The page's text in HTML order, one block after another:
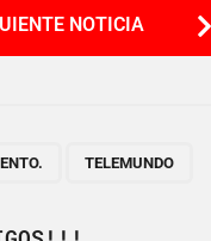
NOTICIA
TELEMUNDO